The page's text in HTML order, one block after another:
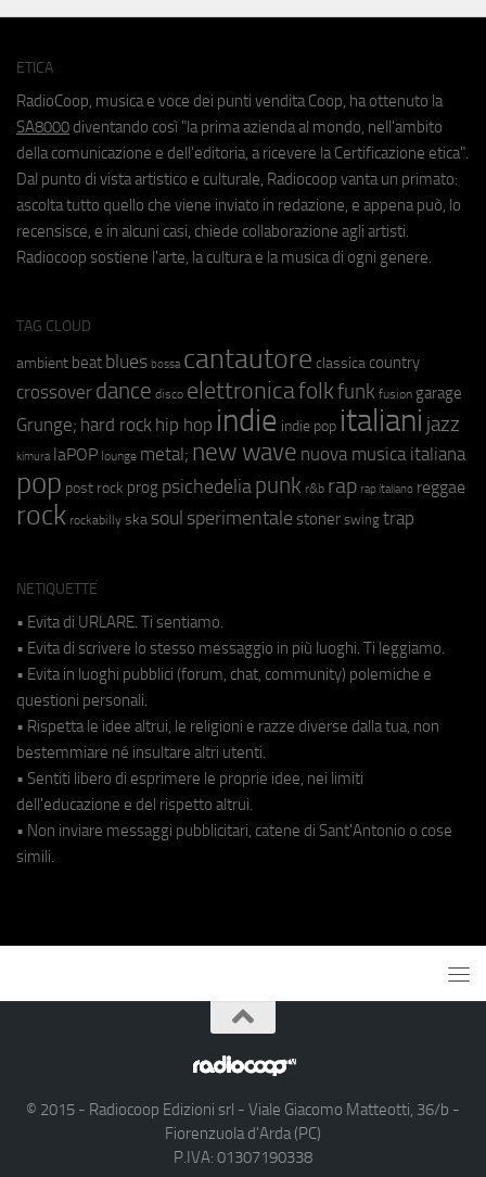
ETICA
RadioCoop, musica e voce dei punti vendita Coop, ha ottenuto la
SA8000 diventando così "la prima azienda al mondo, nell'ambito
della comunicazione e dell'editoria, a ricevere la Certificazione etica".
Dal punto di vista artistico e culturale, Radiocoop vanta un primato:
ascolta tutto quello che viene inviato in redazione, e appena può, lo
recensisce, e in alcuni casi, chiede collaborazione agli artisti.
Radiocoop sostiene l'arte, la cultura e la musica di ogni genere.
TAG CLOUD
ambient beat blues bossa cantautore classica country
crossover dance disco elettronicafolkfunk fusion garage
Grunge; hard rock hip hop indie indie pop italiani jazz
kimura laPOP lounge metal; new wave nuova musica italiana
pop post rock prog psichedeliapunk r&b rap rap italiano reggae
rock rockabilly ska soul sperimentale stoner swing trap
NETIQUETTE
• Evita di URLARE. Ti sentiamo.
• Evita di scrivere lo stesso messaggio in più luoghi. Ti leggiamo.
• Evita in luoghi pubblici (forum, chat, community) polemiche e
questioni personali.
• Rispetta le idee altrui, le religioni e razze diverse dalla tua, non
bestemmiare né insultare altri utenti.
• Sentiti libero di esprimere le proprie idee, nei limiti
dell'educazione e del rispetto altrui.
• Non inviare messaggi pubblicitari, catene di Sant'Antonio o cose
simili.
© 2015 - Radiocoop Edizioni srl - Viale Giacomo Matteotti, 36/b -
Fiorenzuola d'Arda (PC)
P.IVA: 01307190338